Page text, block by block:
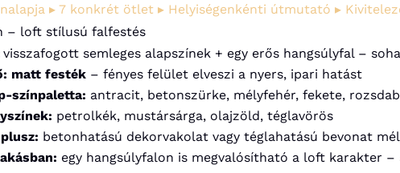
▸ 7 konkrét ötlet ▸ Helyiségenkénti útmutató ▸
– loft stílusú falfestés
visszafogott semleges alapszínek + egy erős hangsúlyfal –
matt festék – fényes felület elveszi a nyers, ipari hatást
színpaletta: antracit, betonszürke, mélyfehér, fekete,
petrolkék, mustársárga, olajzöld, téglavörös
betonhatású dekorvakolat vagy téglahatású bevonat
egy hangsúlyfalon is megvalósítható a loft karakter